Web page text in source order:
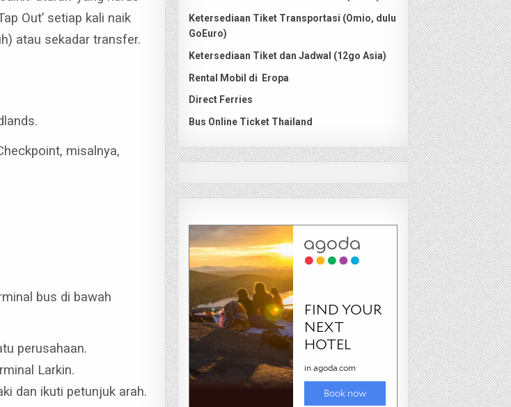
Out’ setiap kali naik
atau sekadar transfer.
misalnya,
bus di bawah
perusahaan.
Larkin.
dan ikuti petunjuk arah.
Ketersediaan Tiket Transportasi (Omio, dulu
GoEuro)
Ketersediaan Tiket dan Jadwal (12go Asia)
Rental Mobil di Eropa
Direct Ferries
Bus Online Ticket Thailand